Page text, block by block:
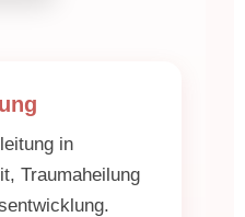
in
Traumaheilung